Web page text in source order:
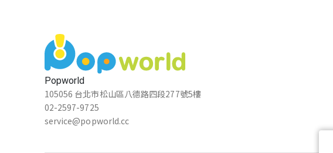
Popworld
105056 台北市松山區八德路四段277號5樓
02-2597-9725
service@popworld.cc